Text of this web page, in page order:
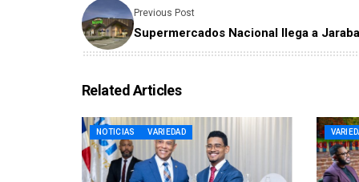
Previous Post
Supermercados Nacional llega a
Related Articles
NOTICIAS VARIEDAD